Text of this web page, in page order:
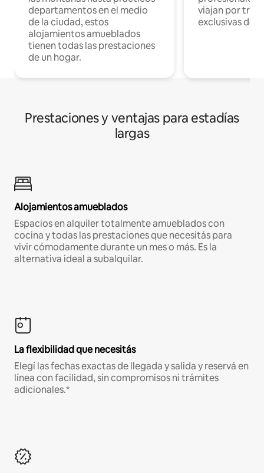
departamentos en el medio
de la ciudad, estos
alojamientos amueblados
tienen todas las prestaciones
de un hogar.
viajan por
exclusivas de
Prestaciones y ventajas para estadías
largas
Alojamientos amueblados
Espacios en alquiler totalmente amueblados con
cocina y todas las prestaciones que necesitás para
vivir cómodamente durante un mes o más. Es la
alternativa ideal a subalquilar.
La flexibilidad que necesitás
Elegí las fechas exactas de llegada y salida y reservá en
línea con facilidad, sin compromisos ni trámites
adicionales.*